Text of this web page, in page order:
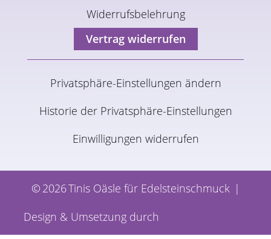
Widerrufsbelehrung
Vertrag widerrufen
Privatsphäre-Einstellungen ändern
Historie der Privatsphäre-Einstellungen
Einwilligungen widerrufen
© 2026Tinis Oäsle für Edelsteinschmuck |
Design & Umsetzung durch